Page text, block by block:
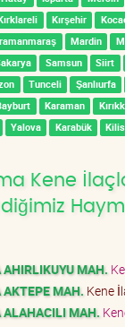
Kırşehir
Mardin
Samsun Siirt
Tunceli Şanlıurfa
Karaman
Yalova Karabük Kilis
Kene
MAH.
MAH. Kene
MAH.